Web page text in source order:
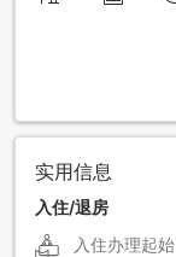
实用信息
入住/退房
入住办理起始